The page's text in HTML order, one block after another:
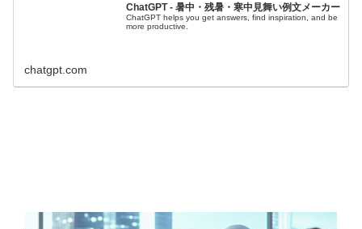
ChatGPT - 暑中・残暑・寒中見舞い例文メーカー
ChatGPT helps you get answers, find inspiration, and be
more productive.
chatgpt.com